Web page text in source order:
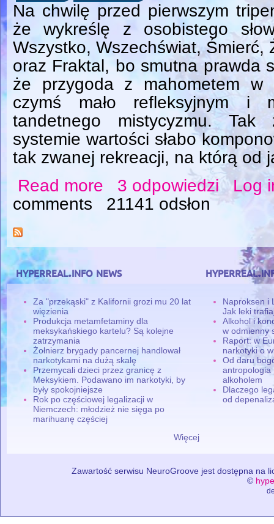
Na chwilę przed pierwszym
że wykreślę z osobistego
Wszystko, Wszechświat, Śmierć,
oraz Fraktal, bo smutna prawda
że przygoda z mahometem w
czymś mało refleksyjnym i
tandetnego mistycyzmu.
systemie wartości słabo
tak zwanej rekreacji, na którą od
Read more about Jezus Chrystus Świeżo
3 odpowiedzi
Log
comments
21141 odsłon
hyperreal.info news
Za "przekąski" z Kalifornii grozi mu 20 lat
więzienia
Produkcja metamfetaminy dla
meksykańskiego kartelu? Są kolejne
zatrzymania
Żołnierz brygady pancernej handlował
narkotykami na dużą skalę
Przemycali dzieci przez granicę z
Meksykiem. Podawano im narkotyki, by
były spokojniejsze
Rok po częściowej legalizacji w
Niemczech: młodzież nie sięga po
marihuanę częściej
Więcej
Naproksen i
Jak leki
Alkohol i
w odmienny
Raport: w
narkotyki o
Od daru
antropologia
alkoholem
Dlaczego
od
Zawartość serwisu NeuroGroove jest dostępna na
©